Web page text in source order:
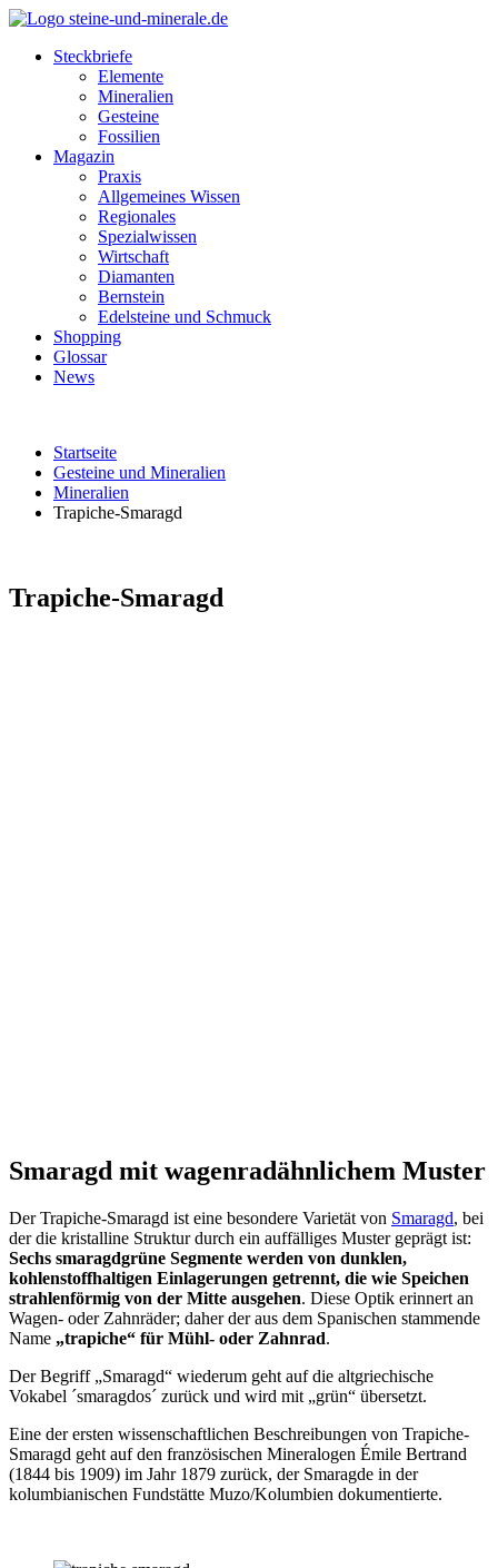
Steckbriefe
Elemente
Mineralien
Gesteine
Fossilien
Magazin
Praxis
Allgemeines Wissen
Regionales
Spezialwissen
Wirtschaft
Diamanten
Bernstein
Edelsteine und Schmuck
Shopping
Glossar
News
Startseite
Gesteine und Mineralien
Mineralien
Trapiche-Smaragd
Trapiche-Smaragd
Smaragd mit wagenradähnlichem Muster
Der Trapiche-Smaragd ist eine besondere Varietät von Smaragd, bei
der die kristalline Struktur durch ein auffälliges Muster geprägt ist:
Sechs smaragdgrüne Segmente werden von dunklen,
kohlenstoffhaltigen Einlagerungen getrennt, die wie Speichen
strahlenförmig von der Mitte ausgehen. Diese Optik erinnert an
Wagen- oder Zahnräder; daher der aus dem Spanischen stammende
Name „trapiche“ für Mühl- oder Zahnrad.
Der Begriff „Smaragd“ wiederum geht auf die altgriechische
Vokabel ´smaragdos´ zurück und wird mit „grün“ übersetzt.
Eine der ersten wissenschaftlichen Beschreibungen von Trapiche-
Smaragd geht auf den französischen Mineralogen Émile Bertrand
(1844 bis 1909) im Jahr 1879 zurück, der Smaragde in der
kolumbianischen Fundstätte Muzo/Kolumbien dokumentierte.